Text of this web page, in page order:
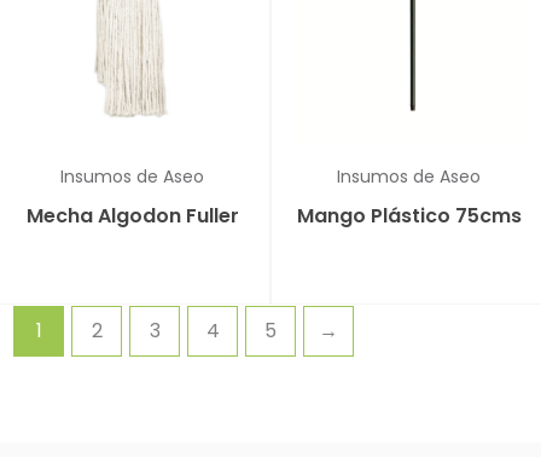
Insumos de Aseo
Mecha Algodon Fuller
Insumos de Aseo
Mango Plástico 75cms
1 2 3 4 5 →